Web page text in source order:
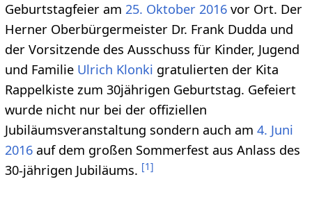
Geburtstagfeier am 25. Oktober 2016vor Ort. Der
Herner Oberbürgermeister Dr. Frank Dudda und
der Vorsitzende des Ausschuss für Kinder, Jugend
und Familie Ulrich Klonki gratulierten der Kita
Rappelkiste zum 30jährigen Geburtstag. Gefeiert
wurde nicht nur bei der offiziellen
Jubiläumsveranstaltung sondern auch am 4. Juni
2016auf dem großen Sommerfest aus Anlass des
30-jährigen Jubiläums. [1]